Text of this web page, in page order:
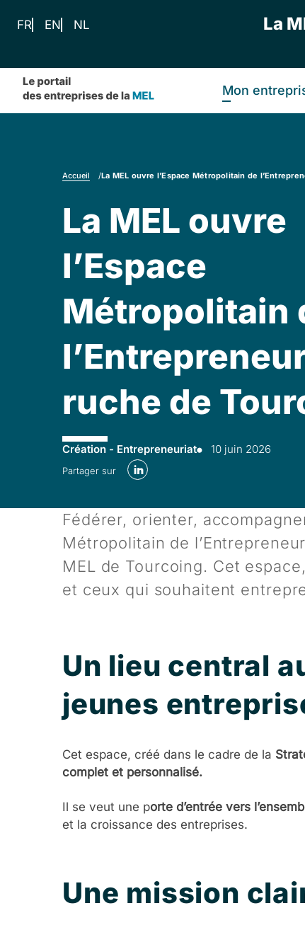
FR EN NL La
Mon
Accueil /La MEL ouvre l’Espace Métropolitain de
La MEL ouvre
l’Espace
Métropolitain
ruche de
Création - Entrepreneuriat 10 juin 2026
Partager sur LinkedIn
Fédérer, orienter,
Métropolitain de
MEL de Tourcoing. Cet
et ceux qui souhaitent
Un lieu central
jeunes
Cet espace, créé dans le cadre de la
complet et personnalisé.
Il se veut une porte d’entrée vers
et la croissance des entreprises.
Une mission